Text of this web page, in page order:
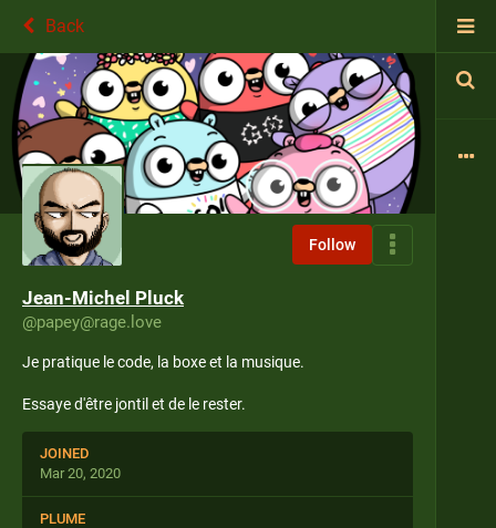
Back
Follow
Jean-Michel Pluck
@papey@rage.love
Je pratique le code, la boxe et la musique.
Essaye d'être jontil et de le rester.
JOINED
Mar 20, 2020
PLUME